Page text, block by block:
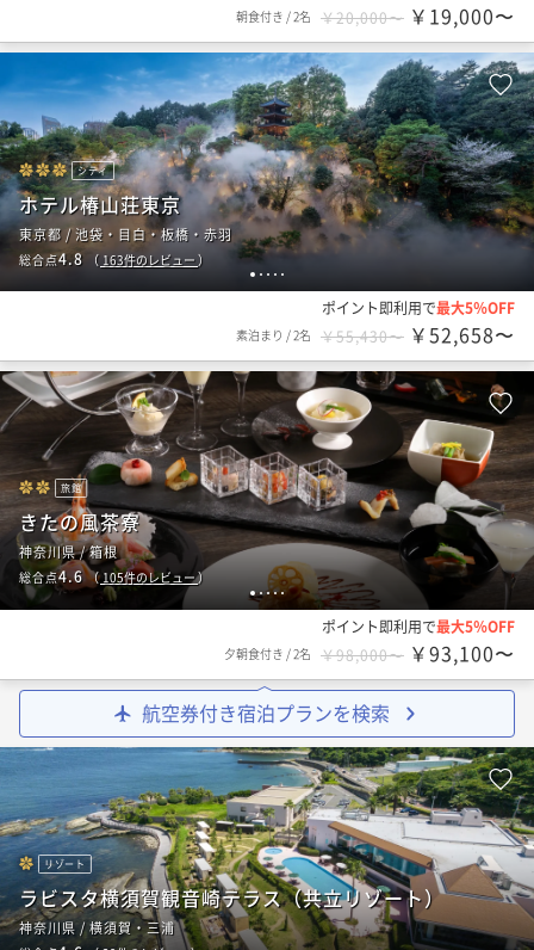
朝食付き /2名 ￥20,000〜 ￥19,000〜
1 2 3 4 5
シティ
ホテル椿山荘東京
東京都 / 池袋・目白・板橋・赤羽
総合点4.8 （ 163件のレビュー）
ポイント即利用で最大5％OFF
素泊まり /2名 ￥55,430〜 ￥52,658〜
12345
旅館
きたの風茶寮
神奈川県 / 箱根
総合点4.6（ 105件のレビュー）
ポイント即利用で最大5％OFF
夕朝食付き /2名 ￥98,000〜 ￥93,100〜
航空券付き宿泊プランを検索
リゾート
ラビスタ横須賀観音崎テラス（共立リゾート）
神奈川県 / 横須賀・三浦